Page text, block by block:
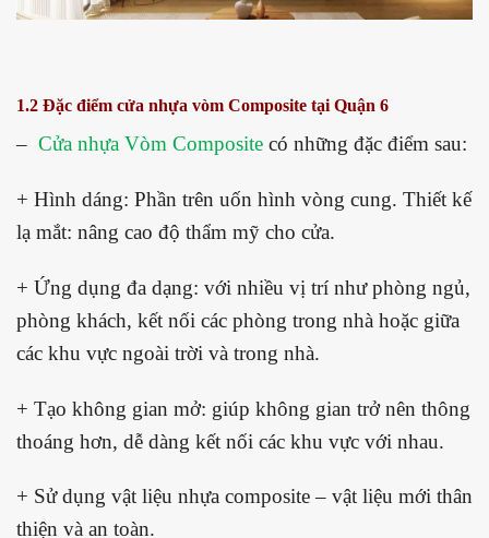
1.2 Đặc điểm cửa nhựa vòm Composite tại Quận 6
– Cửa nhựa Vòm Composite có những đặc điểm sau:
+ Hình dáng: Phần trên uốn hình vòng cung. Thiết kế
lạ mắt: nâng cao độ thẩm mỹ cho cửa.
+ Ứng dụng đa dạng: với nhiều vị trí như phòng ngủ,
phòng khách, kết nối các phòng trong nhà hoặc giữa
các khu vực ngoài trời và trong nhà.
+ Tạo không gian mở: giúp không gian trở nên thông
thoáng hơn, dễ dàng kết nối các khu vực với nhau.
+ Sử dụng vật liệu nhựa composite – vật liệu mới thân
thiện và an toàn.